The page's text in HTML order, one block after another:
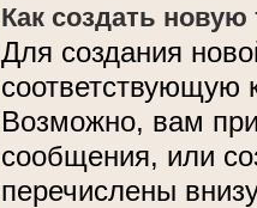
Как создать новую
Для создания
соответствующую
Возможно, вам
сообщения, или
перечислены